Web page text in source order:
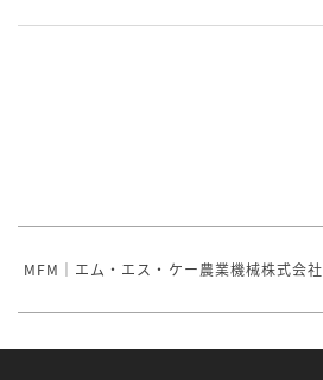
MFM｜エム・エス・ケー農業機械株式会社